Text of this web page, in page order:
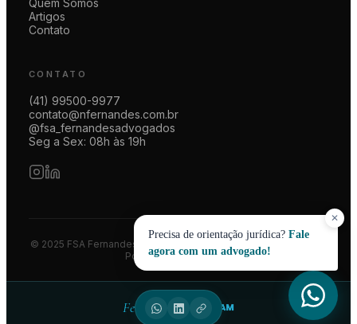
✕
Precisa de orientação jurídica? Fale
agora com um advogado!
Artigos
Contato
CONTATO
(41) 99500-9977
contato@nfernandes.com.br
@fsa_fernandesadvogados
Seg a Sex: 08h às 19h
© 2025 FSA Fernandes Advogados | CNPJ 08.014.774/0001-83
Política de Privacidade
Feito por